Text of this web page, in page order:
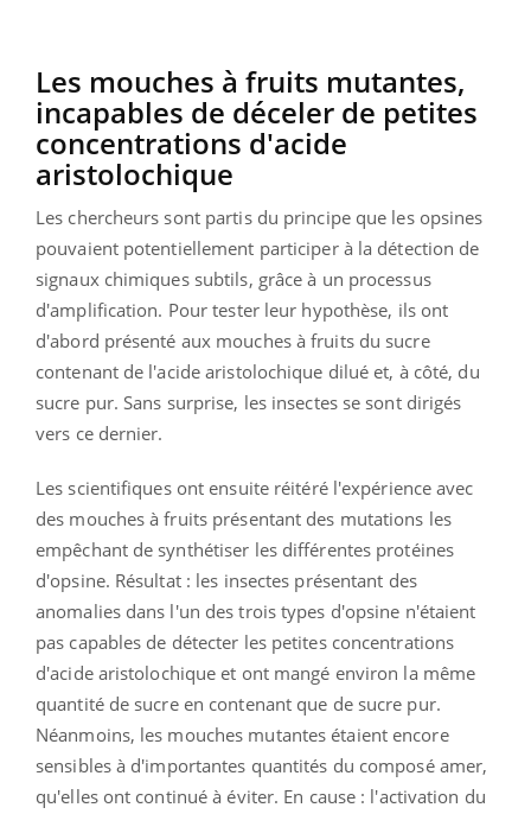
Les mouches à fruits mutantes,
incapables de déceler de petites
concentrations d'acide
aristolochique
Les chercheurs sont partis du principe que les opsines
pouvaient potentiellement participer à la détection de
signaux chimiques subtils, grâce à un processus
d'amplification. Pour tester leur hypothèse, ils ont
d'abord présenté aux mouches à fruits du sucre
contenant de l'acide aristolochique dilué et, à côté, du
sucre pur. Sans surprise, les insectes se sont dirigés
vers ce dernier.
Les scientifiques ont ensuite réitéré l'expérience avec
des mouches à fruits présentant des mutations les
empêchant de synthétiser les différentes protéines
d'opsine. Résultat : les insectes présentant des
anomalies dans l'un des trois types d'opsine n'étaient
pas capables de détecter les petites concentrations
d'acide aristolochique et ont mangé environ la même
quantité de sucre en contenant que de sucre pur.
Néanmoins, les mouches mutantes étaient encore
sensibles à d'importantes quantités du composé amer,
qu'elles ont continué à éviter. En cause : l'activation du